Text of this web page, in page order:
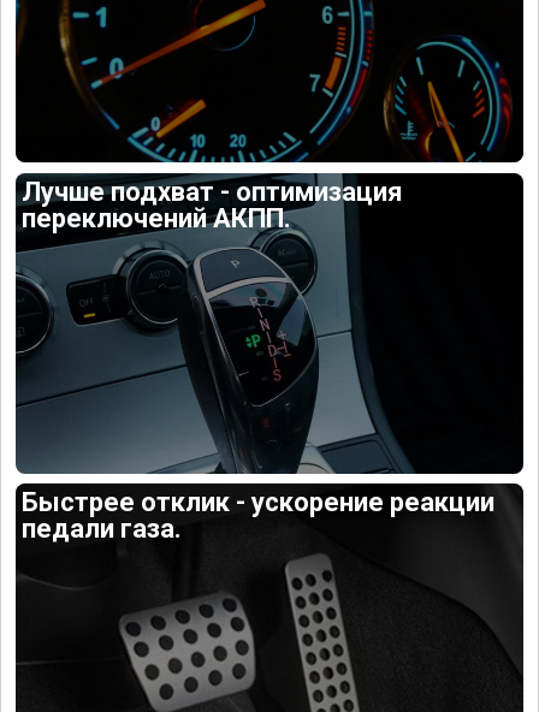
Лучше подхват - оптимизация
переключений АКПП.
Быстрее отклик - ускорение реакции
педали газа.